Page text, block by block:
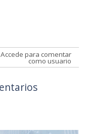
para comentar
como usuario